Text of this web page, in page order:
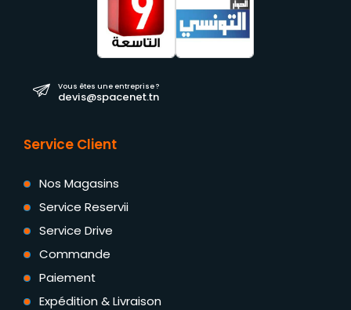
Vous êtes une entreprise ?
devis@spacenet.tn
Service Client
Nos Magasins
Service Reservii
Service Drive
Commande
Paiement
Expédition & Livraison